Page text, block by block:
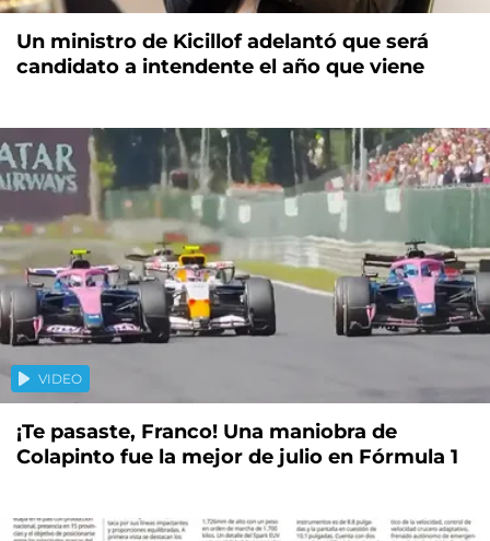
Un ministro de Kicillof adelantó que será
candidato a intendente el año que viene
VIDEO
¡Te pasaste, Franco! Una maniobra de
Colapinto fue la mejor de julio en Fórmula 1